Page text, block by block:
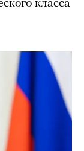
класса